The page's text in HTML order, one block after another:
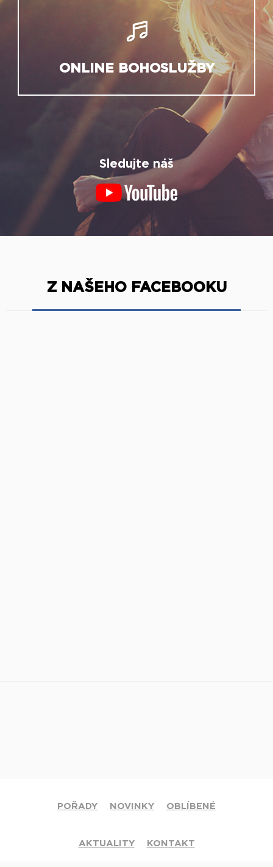
ONLINE BOHOSLUŽBY
Sledujte náš
Z NAŠEHO FACEBOOKU
POŘADY NOVINKY OBLÍBENÉ
AKTUALITY KONTAKT